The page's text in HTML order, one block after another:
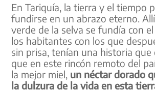
En Tariquía, la tierra y el tiempo
fundirse en un abrazo eterno.
verde de la selva se fundía con el
los habitantes con los que
sin prisa, tenían una historia que
que en este rincón remoto del
la mejor miel, un néctar dorado
la dulzura de la vida en esta